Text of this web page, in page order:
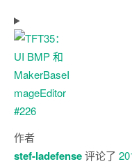
作者
stef-ladefense评论了